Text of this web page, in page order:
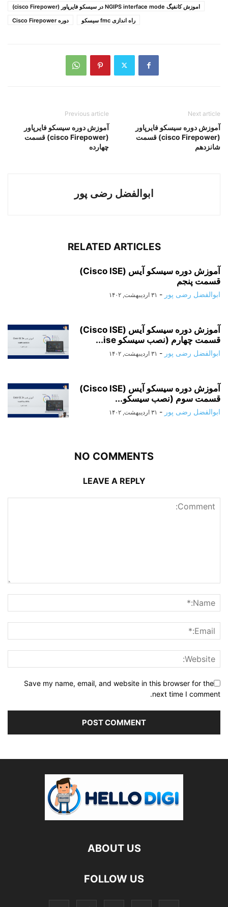
اموزش کانفیگ NGIPS interface mode در سیسکو فایرپاور (cisco Firepower)
دوره Cisco Firepower
راه اندازی fmc سیسکو
Previous article
آموزش دوره سیسکو فایرپاور
(cisco Firepower) قسمت
چهارده
Next article
آموزش دوره سیسکو فایرپاور
(cisco Firepower) قسمت
شانزدهم
ابوالفضل رضی پور
RELATED ARTICLES
آموزش دوره سیسکو آیس (Cisco ISE)
قسمت پنجم
ابوالفضل رضی پور - ۳۱ اردیبهشت, ۱۴۰۲
آموزش دوره سیسکو آیس (Cisco ISE)
قسمت چهارم (نصب سیسکو ise...
ابوالفضل رضی پور - ۳۱ اردیبهشت, ۱۴۰۲
آموزش دوره سیسکو آیس (Cisco ISE)
قسمت سوم (نصب سیسکو...
ابوالفضل رضی پور - ۳۱ اردیبهشت, ۱۴۰۲
NO COMMENTS
LEAVE A REPLY
Save my name, email, and website in this browser for the
next time I comment.
ABOUT US
FOLLOW US